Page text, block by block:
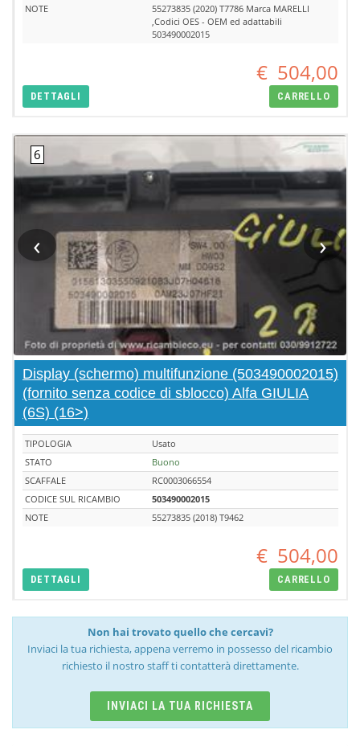
NOTE
55273835 (2020) T7786 Marca MARELLI
,Codici OES - OEM ed adattabili
503490002015
€ 504,00
DETTAGLI CARRELLO
‹ ›
Display (schermo) multifunzione (503490002015)
(fornito senza codice di sblocco) Alfa GIULIA
(6S) (16>)
TIPOLOGIA
Usato
STATO
Buono
SCAFFALE
RC0003066554
CODICE SUL RICAMBIO
503490002015
NOTE
55273835 (2018) T9462
€ 504,00
DETTAGLI CARRELLO
Non hai trovato quello che cercavi?
Inviaci la tua richiesta, appena verremo in possesso del ricambio
richiesto il nostro staff ti contatterà direttamente.
INVIACI LA TUA RICHIESTA